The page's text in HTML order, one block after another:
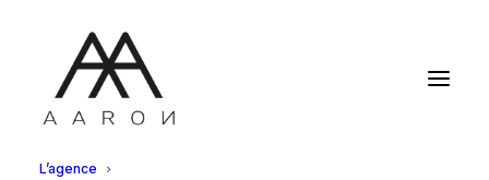
L’agence